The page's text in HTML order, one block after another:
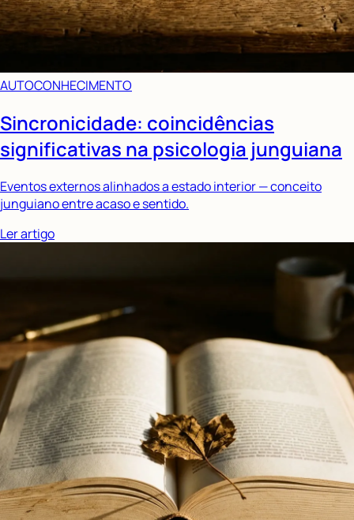
AUTOCONHECIMENTO
Sincronicidade: coincidências
significativas na psicologia junguiana
Eventos externos alinhados a estado interior — conceito
junguiano entre acaso e sentido.
Ler artigo